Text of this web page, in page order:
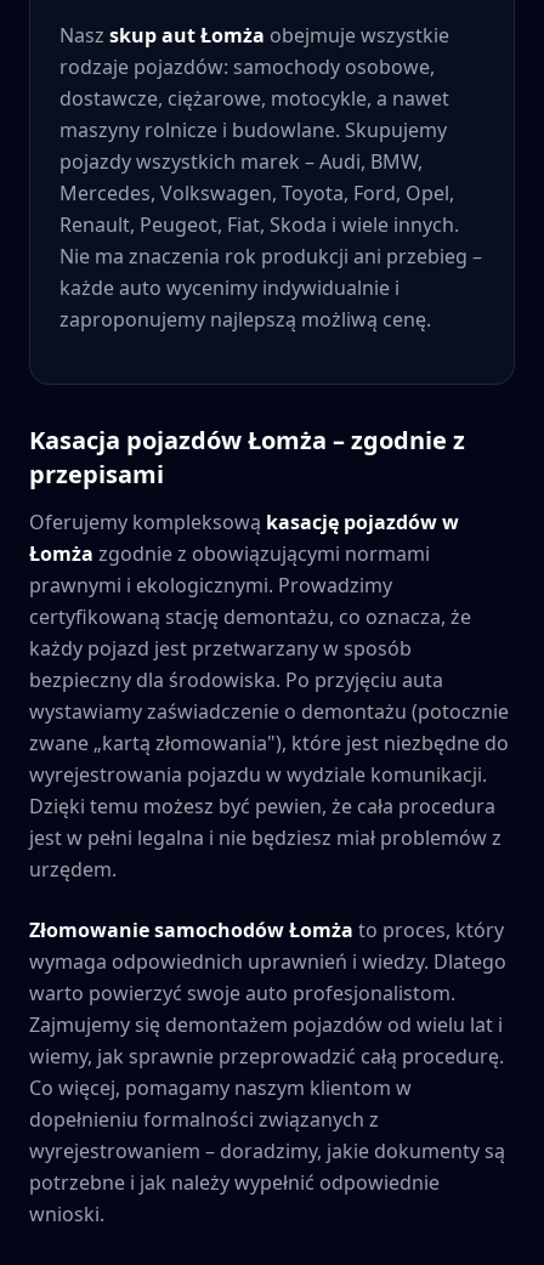
Nasz skup autŁomża obejmuje wszystkie
rodzaje pojazdów: samochody osobowe,
dostawcze, ciężarowe, motocykle, a nawet
maszyny rolnicze i budowlane. Skupujemy
pojazdy wszystkich marek – Audi, BMW,
Mercedes, Volkswagen, Toyota, Ford, Opel,
Renault, Peugeot, Fiat, Skoda i wiele innych.
Nie ma znaczenia rok produkcji ani przebieg –
każde auto wycenimy indywidualnie i
zaproponujemy najlepszą możliwą cenę.
Kasacja pojazdówŁomża – zgodnie z
przepisami
Oferujemy kompleksową kasację pojazdów w
Łomża zgodnie z obowiązującymi normami
prawnymi i ekologicznymi. Prowadzimy
certyfikowaną stację demontażu, co oznacza, że
każdy pojazd jest przetwarzany w sposób
bezpieczny dla środowiska. Po przyjęciu auta
wystawiamy zaświadczenie o demontażu (potocznie
zwane „kartą złomowania"), które jest niezbędne do
wyrejestrowania pojazdu w wydziale komunikacji.
Dzięki temu możesz być pewien, że cała procedura
jest w pełni legalna i nie będziesz miał problemów z
urzędem.
Złomowanie samochodówŁomża to proces, który
wymaga odpowiednich uprawnień i wiedzy. Dlatego
warto powierzyć swoje auto profesjonalistom.
Zajmujemy się demontażem pojazdów od wielu lat i
wiemy, jak sprawnie przeprowadzić całą procedurę.
Co więcej, pomagamy naszym klientom w
dopełnieniu formalności związanych z
wyrejestrowaniem – doradzimy, jakie dokumenty są
potrzebne i jak należy wypełnić odpowiednie
wnioski.